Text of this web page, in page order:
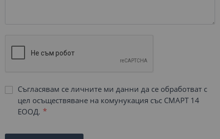
Съгласявам се личните ми данни да се обработват с
цел осъществяване на комунукация със СМАРТ 14
ЕООД.